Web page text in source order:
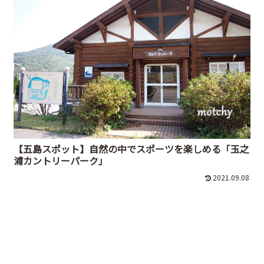
【五島スポット】自然の中でスポーツを楽しめる「玉之
浦カントリーパーク」
2021.09.08